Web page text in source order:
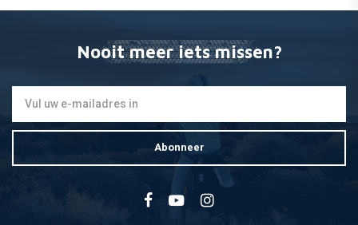
Nooit meer iets missen?
Abonneer